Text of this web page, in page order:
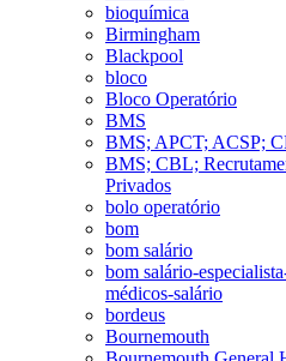
bioquímica
Birmingham
Blackpool
bloco
Bloco Operatório
BMS
BMS; APCT; ACSP;
BMS; CBL;
Privados
bolo operatório
bom
bom salário
bom salário-
médicos-salário
bordeus
Bournemouth